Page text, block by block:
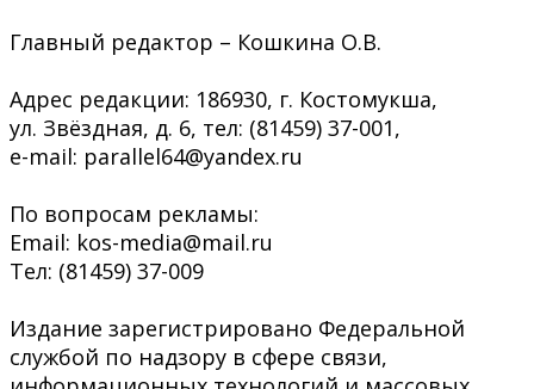
Главный редактор – Кошкина О.В.
Адрес редакции: 186930, г. Костомукша,
ул. Звёздная, д. 6, тел: (81459) 37-001,
e-mail: parallel64@yandex.ru
По вопросам рекламы:
Email: kos-media@mail.ru
Тел: (81459) 37-009
Издание зарегистрировано Федеральной
службой по надзору в сфере связи,